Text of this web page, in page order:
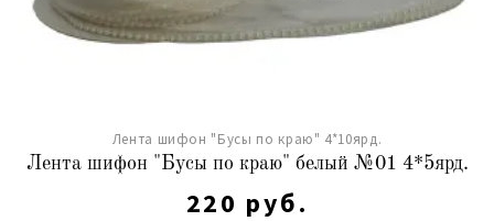
Лента шифон "Бусы по краю" 4*10ярд.
Лента шифон "Бусы по краю" белый №01 4*5ярд.
220 руб.